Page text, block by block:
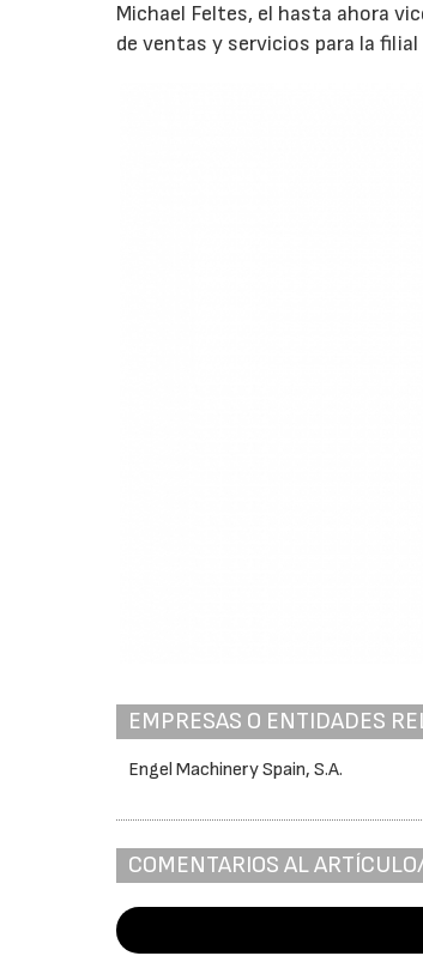
Michael Feltes, el hasta ahora
de ventas y servicios para la
EMPRESAS O ENTIDADES
Engel Machinery Spain, S.A.
COMENTARIOS AL